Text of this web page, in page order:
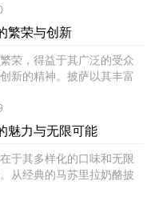
繁荣与创新
荣，得益于其广泛的受众
新的精神。披萨以其丰富
魅力与无限可能
于其多样化的口味和无限
从经典的马苏里拉奶酪披